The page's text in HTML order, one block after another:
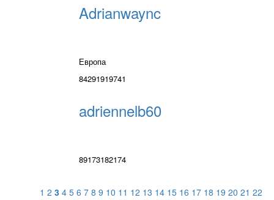
Adrianwaync
Европа
84291919741
adriennelb60
89173182174
1 2 3 4 5 6 7 8 9 10 11 12 13 14 15 16 17 18 19 20 21 22